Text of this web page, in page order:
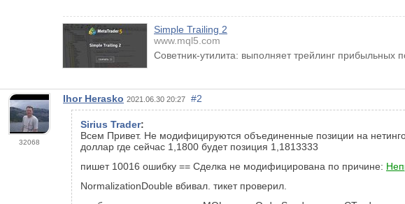
Simple Trailing 2
www.mql5.com
Советник-утилита: выполняет трейлинг прибыльных
32068
Ihor Herasko 2021.06.30 20:27 #2
Sirius Trader:
Всем Привет. Не модифицируются объединенные позиции на
доллар где сейчас 1,1800 будет позиция 1,1813333
пишет 10016 ошибку == Cделка не модифицирована по причине:
NormalizationDouble вбивал. тикет проверил.